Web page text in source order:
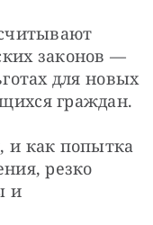
законов —
для новых
граждан.
и как попытка
резко
и